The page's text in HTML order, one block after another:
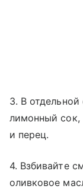
3. В отдельной
лимонный сок,
и перец.
4. Взбивайте
оливковое